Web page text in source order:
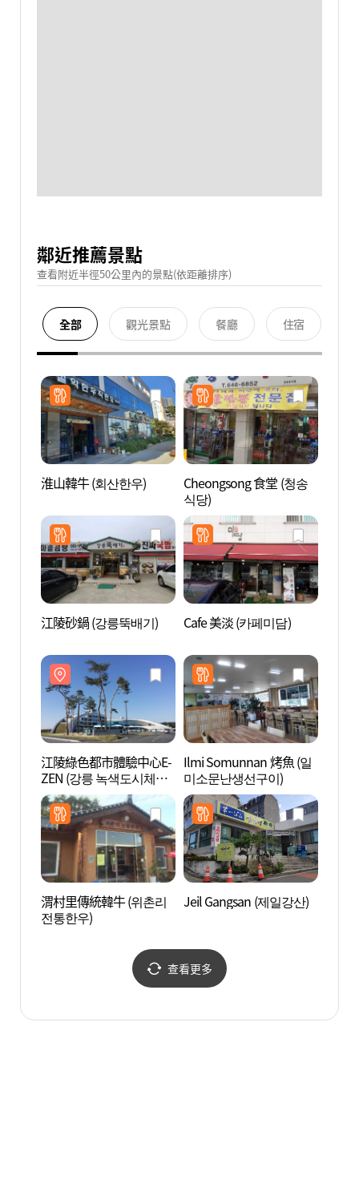
鄰近推薦景點
查看附近半徑50公里內的景點(依距離排序)
全部 觀光景點 餐廳 住宿
淮山韓牛 (회산한우)
Cheongsong 食堂 (청송
식당)
江陵砂鍋 (강릉뚝배기) Cafe 美淡 (카페미담)
江陵綠色都市體驗中心E-
ZEN (강릉 녹색도시체험
센터 E-ZEN)
Ilmi Somunnan 烤魚 (일
미소문난생선구이)
渭村里傳統韓牛 (위촌리
전통한우)
Jeil Gangsan (제일강산)
查看更多